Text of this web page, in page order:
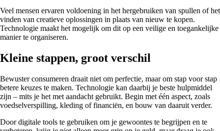
Veel mensen ervaren voldoening in het hergebruiken van spullen of het
vinden van creatieve oplossingen in plaats van nieuw te kopen.
Technologie maakt het mogelijk om dit op een veilige en toegankelijke
manier te organiseren.
Kleine stappen, groot verschil
Bewuster consumeren draait niet om perfectie, maar om stap voor stap
betere keuzes te maken. Technologie kan daarbij je beste hulpmiddel
zijn – mits je het met aandacht gebruikt. Begin met één aspect, zoals
voedselverspilling, kleding of financiën, en bouw van daaruit verder.
Door digitale tools te gebruiken om je gewoontes te begrijpen en te